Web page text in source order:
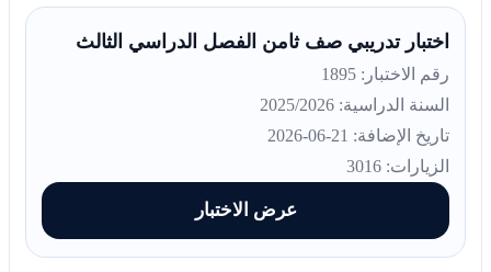
اختبار تدريبي صف ثامن الفصل الدراسي الثالث
رقم الاختبار: 1895
السنة الدراسية: 2025/2026
تاريخ الإضافة: 21-06-2026
الزيارات: 3016
عرض الاختبار